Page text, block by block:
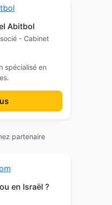
Abitbol
- Cabinet
spécialisé en
partenaire
en Israël ?